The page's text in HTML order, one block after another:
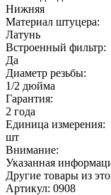
Нижняя
Материал штуцера:
Латунь
Встроенный фильтр:
Да
Диаметр резьбы:
1/2 дюйма
Гарантия:
2 года
Единица измерения:
шт
Внимание:
Указанная
Другие товары из
Артикул: 0908